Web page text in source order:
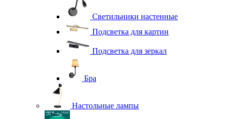
Светильники настенные
Подсветка для картин
Подсветка для зеркал
Бра
Настольные лампы